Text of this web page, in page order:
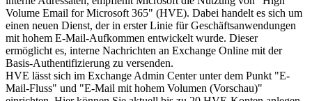
Volume Email for Microsoft 365" (HVE). Dabei handelt es sich um
einen neuen Dienst, der in erster Linie für Geschäftsanwendungen
mit hohem E-Mail-Aufkommen entwickelt wurde. Dieser
ermöglicht es, interne Nachrichten an Exchange Online mit der
Basis-Authentifizierung zu versenden.
HVE lässt sich im Exchange Admin Center unter dem Punkt "E-
Mail-Fluss" und "E-Mail mit hohem Volumen (Vorschau)"